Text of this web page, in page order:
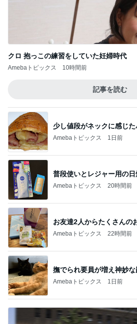
クロ 抱っこの練習をしていた妊婦時代
Amebaトピックス 10時間前
記事を読む
少し値段がネックに感じた
Amebaトピックス 1日前
普段使いとレジャー用の
Amebaトピックス 20時間前
お友達2人からたくさんの
Amebaトピックス 22時間前
撫でられ要員が増え神妙
Amebaトピックス 1日前